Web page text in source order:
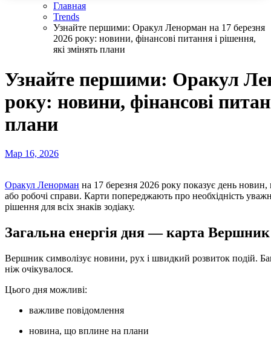
Главная
Trends
Узнайте першими: Оракул Ленорман на 17 березня
2026 року: новини, фінансові питання і рішення,
які змінять плани
Узнайте першими: Оракул
року: новини, фінансові
плани
Мар 16, 2026
Оракул Ленорман на 17 березня 2026 року показує день
або робочі справи. Карти попереджають про необхідність
рішення для всіх знаків зодіаку.
Загальна енергія дня — карта Вершник
Вершник символізує новини, рух і швидкий розвиток подій.
ніж очікувалося.
Цього дня можливі:
важливе повідомлення
новина, що вплине на плани